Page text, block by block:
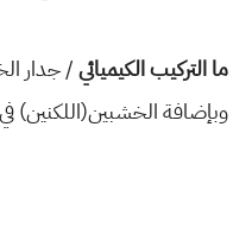
ما التركيب الكيميائي/ جدار
وبإضافة الخشبين(اللكنين) في